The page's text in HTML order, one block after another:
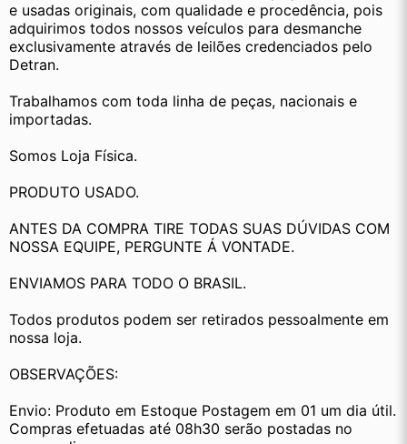
e usadas originais, com qualidade e procedência, pois
adquirimos todos nossos veículos para desmanche
exclusivamente através de leilões credenciados pelo
Detran.
Trabalhamos com toda linha de peças, nacionais e
importadas.
Somos Loja Física.
PRODUTO USADO.
ANTES DA COMPRA TIRE TODAS SUAS DÚVIDAS COM
NOSSA EQUIPE, PERGUNTE Á VONTADE.
ENVIAMOS PARA TODO O BRASIL.
Todos produtos podem ser retirados pessoalmente em
nossa loja.
OBSERVAÇÕES:
Envio: Produto em Estoque Postagem em 01 um dia útil.
Compras efetuadas até 08h30 serão postadas no